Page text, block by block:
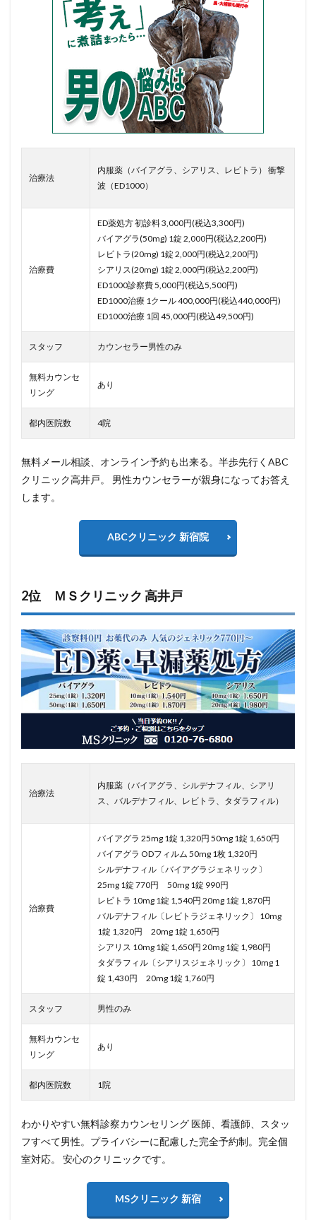
治療法
内服薬（バイアグラ、シアリス、レビトラ） 衝撃
波（ED1000）
治療費
ED薬処方 初診料 3,000円(税込3,300円)
バイアグラ(50mg) 1錠 2,000円(税込2,200円)
レビトラ(20mg) 1錠 2,000円(税込2,200円)
シアリス(20mg) 1錠 2,000円(税込2,200円)
ED1000診察費 5,000円(税込5,500円)
ED1000治療 1クール 400,000円(税込440,000円)
ED1000治療 1回 45,000円(税込49,500円)
スタッフ カウンセラー男性のみ
無料カウンセ
リング
あり
都内医院数 4院
無料メール相談、オンライン予約も出来る。半歩先行くABC
クリニック高井戸。 男性カウンセラーが親身になってお答え
します。
ABCクリニック 新宿院
2位 ＭＳクリニック 高井戸
治療法
内服薬（バイアグラ、シルデナフィル、シアリ
ス、バルデナフィル、レビトラ、タダラフィル）
治療費
バイアグラ 25mg 1錠 1,320円 50mg 1錠 1,650円
バイアグラ ODフィルム 50mg 1枚 1,320円
シルデナフィル〔バイアグラジェネリック〕
25mg 1錠 770円 50mg 1錠 990円
レビトラ 10mg 1錠 1,540円 20mg 1錠 1,870円
バルデナフィル〔レビトラジェネリック〕 10mg
1錠 1,320円 20mg 1錠 1,650円
シアリス 10mg 1錠 1,650円 20mg 1錠 1,980円
タダラフィル〔シアリスジェネリック〕 10mg 1
錠 1,430円 20mg 1錠 1,760円
スタッフ 男性のみ
無料カウンセ
リング
あり
都内医院数 1院
わかりやすい無料診察カウンセリング 医師、看護師、スタッ
フすべて男性。プライバシーに配慮した完全予約制。完全個
室対応。 安心のクリニックです。
MSクリニック 新宿